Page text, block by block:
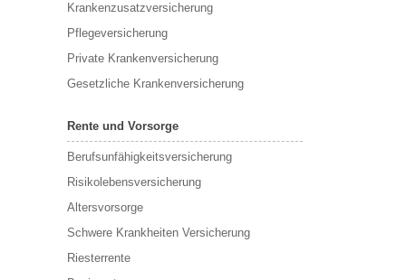
Krankenzusatzversicherung
Pflegeversicherung
Private Krankenversicherung
Gesetzliche Krankenversicherung
Rente und Vorsorge
Berufs­unfähigkeitsversicherung
Risikolebensversicherung
Altersvorsorge
Schwere Krankheiten Versicherung
Riesterrente